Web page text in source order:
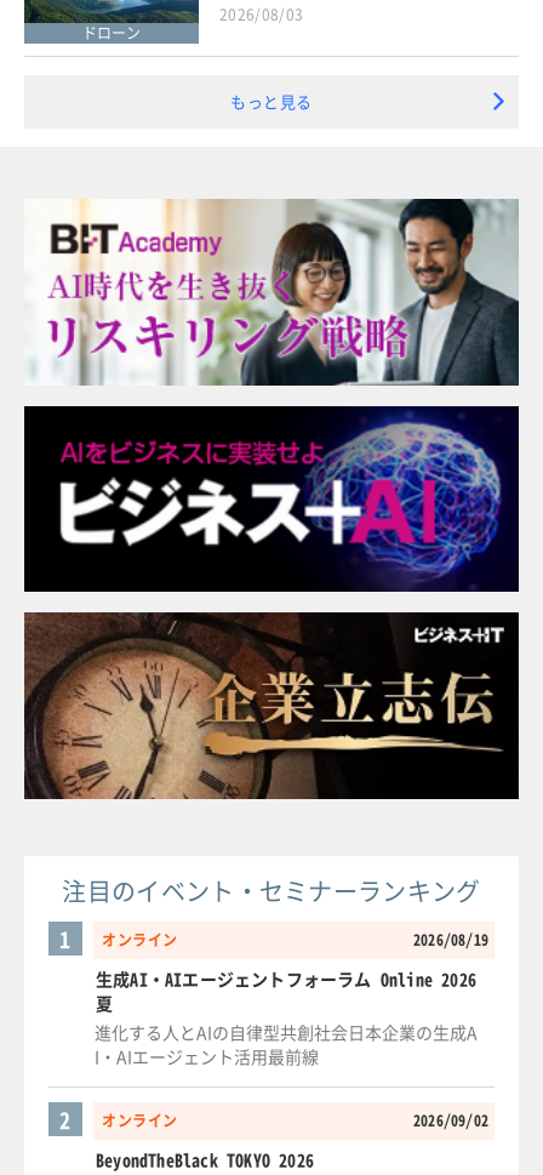
ドローン
2026/08/03
もっと見る
注目のイベント・セミナーランキング
オンライン 2026/08/19
1
生成AI・AIエージェントフォーラム Online 2026
夏
進化する人とAIの自律型共創社会日本企業の生成A
I・AIエージェント活用最前線
オンライン 2026/09/02
2
BeyondTheBlack TOKYO 2026